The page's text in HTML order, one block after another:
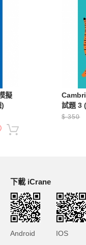
擬
)
試題 3
(A1
$350
下載 iCrane
Android IOS